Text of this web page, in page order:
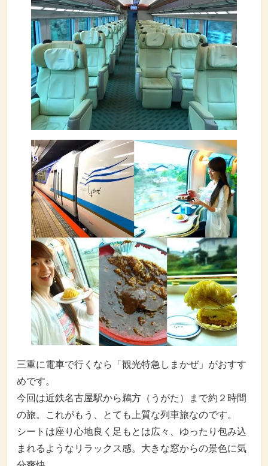
三重に電車で行くなら「観光特急しまかぜ」がおすす
めです。
今回は近鉄名古屋駅から鵜方（うがた）まで約２時間
の旅。これがもう、とても上質な列車旅なのです。
シートは座り心地良く足もとは広々、ゆったり包み込
まれるようなリラックス感。大きな窓からの景色に気